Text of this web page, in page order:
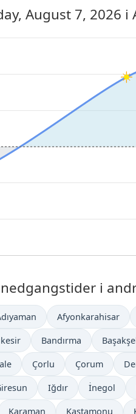
August 7, 2026 i
i
Afyonkarahisar
Bandırma
Çorlu Çorum
Iğdır İnegol
Karaman Kastamonu